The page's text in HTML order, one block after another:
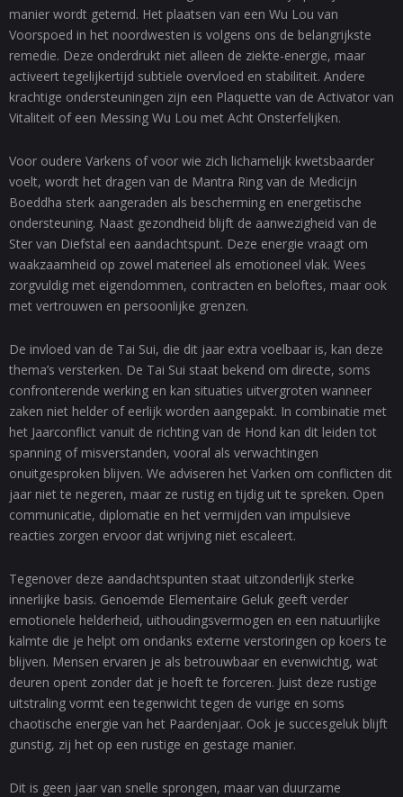
manier wordt getemd. Het plaatsen van een Wu Lou van
Voorspoed in het noordwesten is volgens ons de belangrijkste
remedie. Deze onderdrukt niet alleen de ziekte-energie, maar
activeert tegelijkertijd subtiele overvloed en stabiliteit. Andere
krachtige ondersteuningen zijn een Plaquette van de Activator van
Vitaliteit of een Messing Wu Lou met Acht Onsterfelijken.
Voor oudere Varkens of voor wie zich lichamelijk kwetsbaarder
voelt, wordt het dragen van de Mantra Ring van de Medicijn
Boeddha sterk aangeraden als bescherming en energetische
ondersteuning. Naast gezondheid blijft de aanwezigheid van de
Ster van Diefstal een aandachtspunt. Deze energie vraagt om
waakzaamheid op zowel materieel als emotioneel vlak. Wees
zorgvuldig met eigendommen, contracten en beloftes, maar ook
met vertrouwen en persoonlijke grenzen.
De invloed van de Tai Sui, die dit jaar extra voelbaar is, kan deze
thema’s versterken. De Tai Sui staat bekend om directe, soms
confronterende werking en kan situaties uitvergroten wanneer
zaken niet helder of eerlijk worden aangepakt. In combinatie met
het Jaarconflict vanuit de richting van de Hond kan dit leiden tot
spanning of misverstanden, vooral als verwachtingen
onuitgesproken blijven. We adviseren het Varken om conflicten dit
jaar niet te negeren, maar ze rustig en tijdig uit te spreken. Open
communicatie, diplomatie en het vermijden van impulsieve
reacties zorgen ervoor dat wrijving niet escaleert.
Tegenover deze aandachtspunten staat uitzonderlijk sterke
innerlijke basis. Genoemde Elementaire Geluk geeft verder
emotionele helderheid, uithoudingsvermogen en een natuurlijke
kalmte die je helpt om ondanks externe verstoringen op koers te
blijven. Mensen ervaren je als betrouwbaar en evenwichtig, wat
deuren opent zonder dat je hoeft te forceren. Juist deze rustige
uitstraling vormt een tegenwicht tegen de vurige en soms
chaotische energie van het Paardenjaar. Ook je succesgeluk blijft
gunstig, zij het op een rustige en gestage manier.
Dit is geen jaar van snelle sprongen, maar van duurzame